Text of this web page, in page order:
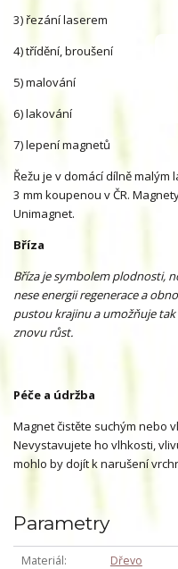
3) řezání laserem
4) třídění, broušení
5) malování
6) lakování
7) lepení magnetů
Řežu je v domácí dílně
3 mm koupenou v ČR.
Unimagnet.
Bříza
Bříza je symbolem plodnosti,
nese energii regenerace a
pustou krajinu a umožňuje
znovu růst.
Péče a údržba
Magnet čistěte suchým nebo
Nevystavujete ho vlhkosti,
mohlo by dojít k narušení
Parametry
Materiál
Dřevo